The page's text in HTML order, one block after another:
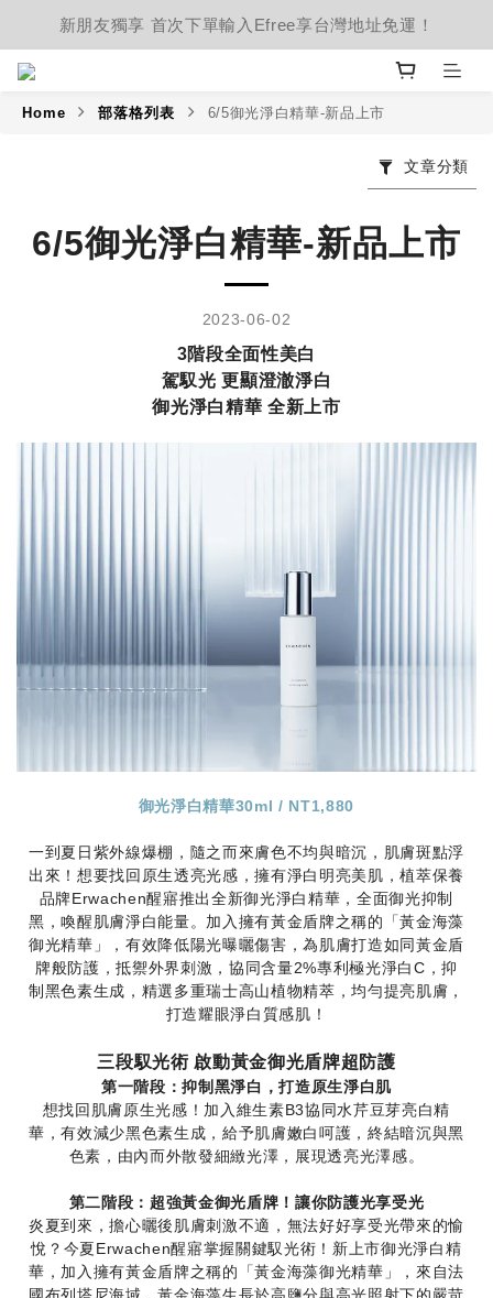
新朋友獨享 首次下單輸入Efree享台灣地址免運！
Home 部落格列表 6/5御光淨白精華-新品上市
文章分類
6/5御光淨白精華-新品上市
2023-06-02
3階段全面性美白
駕馭光 更顯澄澈淨白
御光淨白精華 全新上市
御光淨白精華30ml / NT1,880
一到夏日紫外線爆棚，隨之而來膚色不均與暗沉，肌膚斑點浮
出來！想要找回原生透亮光感，擁有淨白明亮美肌，植萃保養
品牌Erwachen醒寤推出全新御光淨白精華，全面御光抑制
黑，喚醒肌膚淨白能量。加入擁有黃金盾牌之稱的「黃金海藻
御光精華」，有效降低陽光曝曬傷害，為肌膚打造如同黃金盾
牌般防護，抵禦外界刺激，協同含量2%專利極光淨白C，抑
制黑色素生成，精選多重瑞士高山植物精萃，均勻提亮肌膚，
打造耀眼淨白質感肌！
三段馭光術 啟動黃金御光盾牌超防護
第一階段：抑制黑淨白，打造原生淨白肌
想找回肌膚原生光感！加入維生素B3協同水芹豆芽亮白精
華，有效減少黑色素生成，給予肌膚嫩白呵護，終結暗沉與黑
色素，由內而外散發細緻光澤，展現透亮光澤感。
第二階段：超強黃金御光盾牌！讓你防護光享受光
炎夏到來，擔心曬後肌膚刺激不適，無法好好享受光帶來的愉
悅？今夏Erwachen醒寤掌握關鍵馭光術！新上市御光淨白精
華，加入擁有黃金盾牌之稱的「黃金海藻御光精華」，來自法